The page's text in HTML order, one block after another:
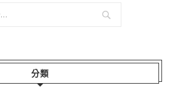
分類